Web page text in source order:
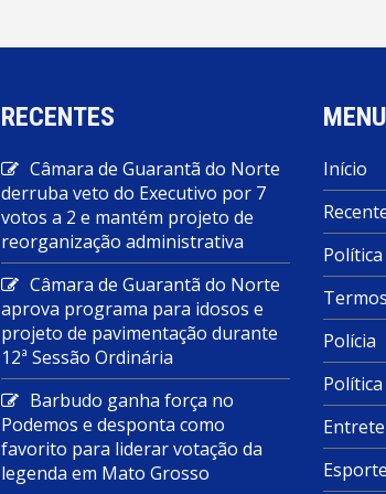
RECENTES
Câmara de Guarantã do Norte
derruba veto do Executivo por 7
votos a 2 e mantém projeto de
reorganização administrativa
Câmara de Guarantã do Norte
aprova programa para idosos e
projeto de pavimentação durante
12ª Sessão Ordinária
Barbudo ganha força no
Podemos e desponta como
favorito para liderar votação da
legenda em Mato Grosso
MENU
Início
Polícia
Política
Esporte